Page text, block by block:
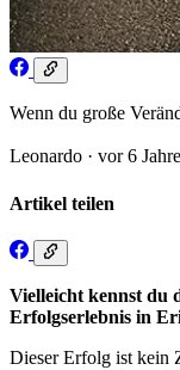
Wenn du große
Leonardo · vor 6
Artikel teilen
Vielleicht kennst du
Erfolgserlebnis in
Dieser Erfolg ist kein